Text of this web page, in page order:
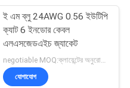
ই এম ব্লু 24AWG 0.56 ইউটিপি
ক্যাট 6 ইনডোর কেবল
এলএসজেডএইচ জ্যাকেট
যোগাযোগ